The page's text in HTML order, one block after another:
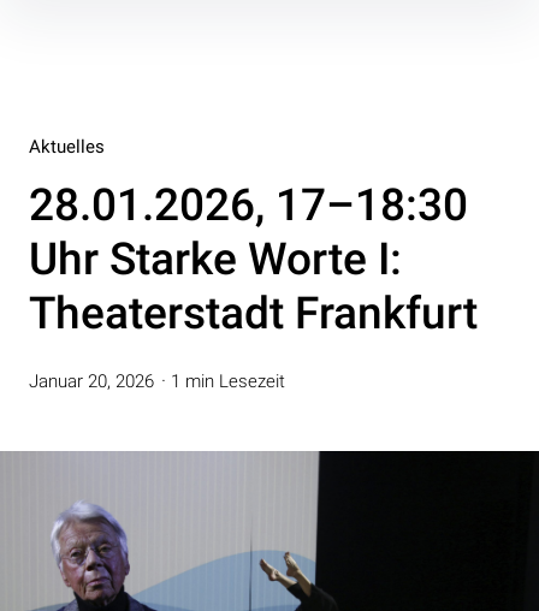
Aktuelles
28.01.2026, 17–18:30
Uhr Starke Worte I:
Theaterstadt Frankfurt
Januar 20, 2026 1 min Lesezeit